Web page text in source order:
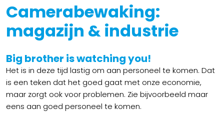
Camerabewaking:
magazijn & industrie
Big brother is watching you!
Het is in deze tijd lastig om aan personeel te komen. Dat
is een teken dat het goed gaat met onze economie,
maar zorgt ook voor problemen. Zie bijvoorbeeld maar
eens aan goed personeel te komen.